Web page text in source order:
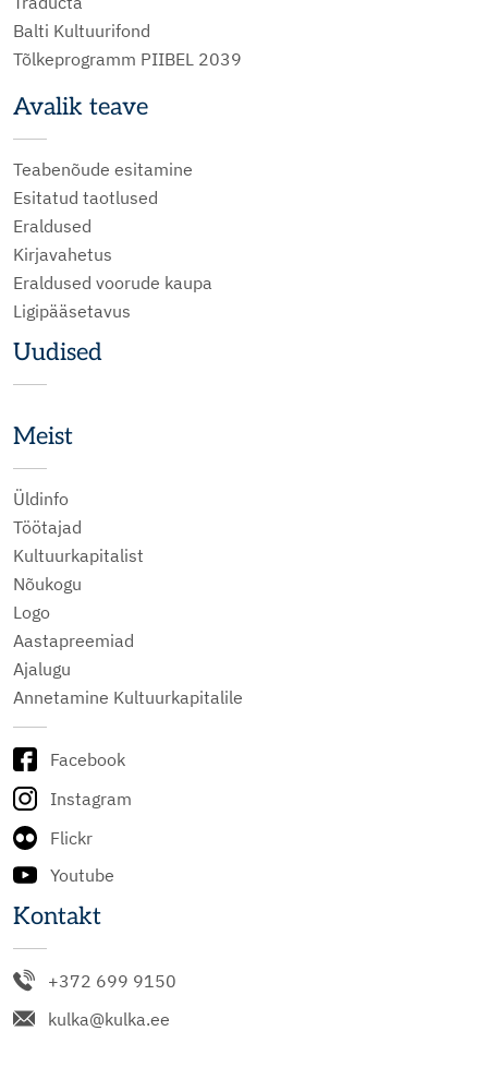
Balti Kultuurifond
Tõlkeprogramm PIIBEL 2039
Avalik teave
Teabenõude esitamine
Esitatud taotlused
Eraldused
Kirjavahetus
Eraldused voorude kaupa
Ligipääsetavus
Uudised
Meist
Üldinfo
Töötajad
Kultuurkapitalist
Nõukogu
Logo
Aastapreemiad
Ajalugu
Annetamine Kultuurkapitalile
Facebook
Instagram
Flickr
Youtube
Kontakt
+372 699 9150
kulka@kulka.ee